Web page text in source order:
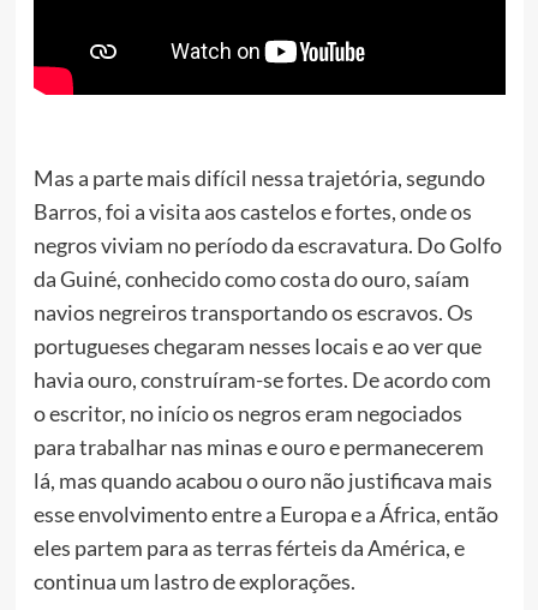
Mas a parte mais difícil nessa trajetória, segundo
Barros, foi a visita aos castelos e fortes, onde os
negros viviam no período da escravatura. Do Golfo
da Guiné, conhecido como costa do ouro, saíam
navios negreiros transportando os escravos. Os
portugueses chegaram nesses locais e ao ver que
havia ouro, construíram-se fortes. De acordo com
o escritor, no início os negros eram negociados
para trabalhar nas minas e ouro e permanecerem
lá, mas quando acabou o ouro não justificava mais
esse envolvimento entre a Europa e a África, então
eles partem para as terras férteis da América, e
continua um lastro de explorações.